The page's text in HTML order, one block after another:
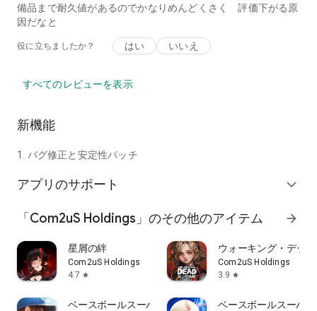
備品まで耐久値があるのでかなりめんどくさく 評価下がる原
因だなと
役に立ちましたか？ はい いいえ
すべてのレビューを表示
新機能
1. バグ修正と安定性パッチ
アプリのサポート expand_more
「Com2uS Holdings」のその他のアイテム arrow_forward
星屑の絆
Com2uS Holdings
4.7 star
ウォーキング・デッ
Com2uS Holdings
3.9 star
ベースボールスーパースターズ 2024ベースボールスーパ